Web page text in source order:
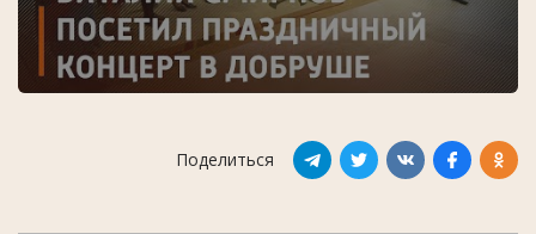
Поделиться